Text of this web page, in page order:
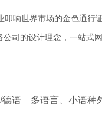
叩响世界市场的金色通
司的设计理念，一站
德语 多语言、小语种